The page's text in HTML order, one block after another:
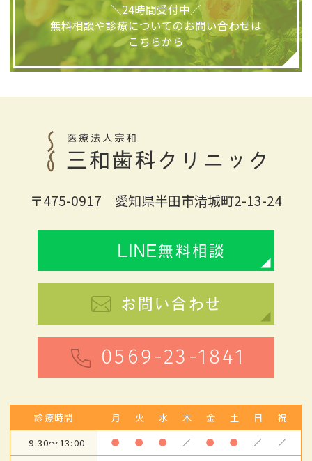
＼24時間受付中／
無料相談や診療についてのお問い合わせは
こちらから
〒475-0917 愛知県半田市清城町2-13-24
LINE無料相談
お問い合わせ
0569-23-1841
診療時間 月 火 水 木 金 土 日
祝
9:30～13:00
● ● ● ／ ● ● ／ ／